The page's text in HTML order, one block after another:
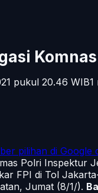
pukul 20.46 WIB1
pilihan di Google
Polri Inspektur
FPI di Tol
Jumat (8/1/).